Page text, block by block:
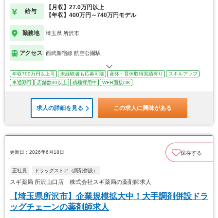
給与
【月収】27.0万円以上
【年収】400万円～740万円モデル
勤務地 埼玉県 所沢市
アクセス 西武新宿線 航空公園駅
年収700万円以上可 未経験者も応募可能 産休・育休取得実績有り
スキルアップ
車通勤可
店舗数30以上 積極採用中 WEB面接OK
求人の詳細を見る この求人に興味がある
更新日：2026年6月18日 保存する
正社員 ドラッグストア（調剤併設）
スギ薬局 所沢山口店 株式会社スギ薬局の薬剤師求人
【埼玉県所沢市】企業規模拡大中！大手調剤併設ドラ
ッグチェーンの薬剤師求人